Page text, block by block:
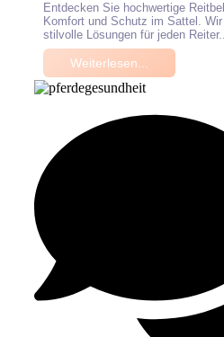
Entdecken Sie hochwertige
Komfort und Schutz im Sattel.
stilvolle Lösungen für jeden
Weiterlesen...